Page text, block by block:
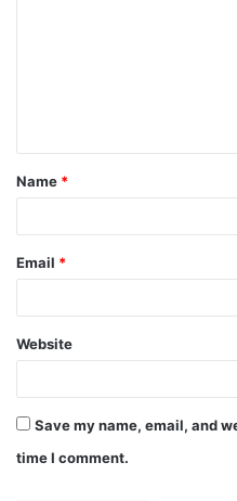
t
*
Name *
Email *
Website
Save my name, email, and
time I comment.